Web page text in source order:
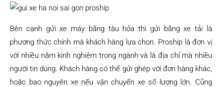
Bên cạnh gửi xe máy bằng tàu hỏa thì gửi bằng xe tải là
phương thức chính mà khách hàng lựa chọn. Proship là đơn vị
với nhiều năm kinh nghiệm trong ngành và là địa chỉ mà nhiều
người tin dùng. Khách hàng có thể gửi ghép với đơn hàng khác,
hoặc bao nguyên xe nếu vận chuyển xe số lượng lớn. Cũng